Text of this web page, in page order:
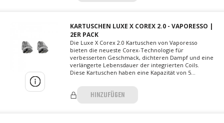
KARTUSCHEN LUXE X COREX 2.0 - VAPORESSO |
2ER PACK
Die Luxe X Corex 2.0 Kartuschen von Vaporesso
bieten die neueste Corex-Technologie für
verbesserten Geschmack, dichteren Dampf und eine
verlängerte Lebensdauer der integrierten Coils.
Diese Kartuschen haben eine Kapazität von 5...
HINZUFÜGEN